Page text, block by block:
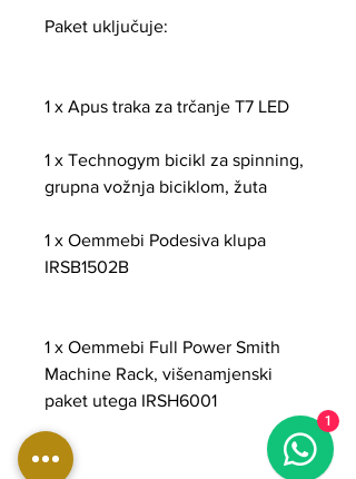
Paket uključuje:
1 x Apus traka za trčanje T7 LED
1 x Technogym bicikl za spinning,
grupna vožnja biciklom, žuta
1 x Oemmebi Podesiva klupa
IRSB1502B
1 x Oemmebi Full Power Smith
Machine Rack, višenamjenski
paket utega IRSH6001
+
1